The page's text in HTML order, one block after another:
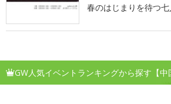
春のはじまりを待つ
GW人気イベントランキングから探す【中